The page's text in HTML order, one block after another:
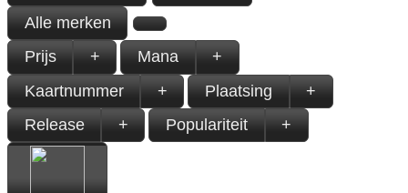
Alle merken
Prijs
+ Mana
+
Kaartnummer
+ Plaatsing
+
Release
+ Populariteit +